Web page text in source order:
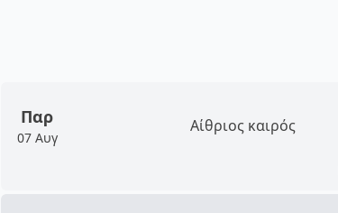
Παρ
07 Αυγ
Αίθριος καιρός